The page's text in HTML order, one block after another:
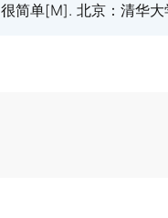
简单[M]. 北京：清华